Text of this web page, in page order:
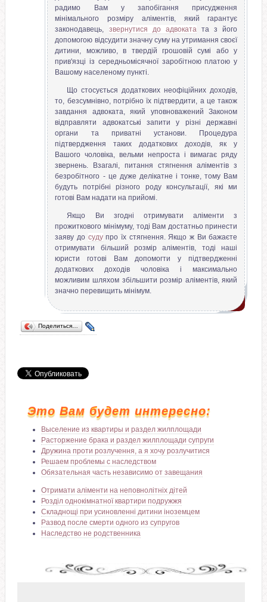
радимо Вам у запобігання присудження
мінімального розміру аліментів, який гарантує
законодавець, звернутися до адвокатата з його
допомогою відсудити значну суму на утримання своєї
дитини, можливо, в твердій грошовій сумі або у
прив'язці із середньомісячної заробітною платою у
Вашому населеному пункті.
Що стосується додаткових неофіційних доходів,
то, безсумнівно, потрібно їх підтвердити, а це також
завдання адвоката, який уповноважений Законом
відправляти адвокатські запити у різні державні
органи та приватні установи. Процедура
підтвердження таких додаткових доходів, як у
Вашого чоловіка, вельми непроста і вимагає ряду
звернень. Взагалі, питання стягнення аліментів з
безробітного - це дуже делікатне і тонке, тому Вам
будуть потрібні різного роду консультації, які ми
готові Вам надати на прийомі.
Якщо Ви згодні отримувати аліменти з
прожиткового мінімуму, тоді Вам достатньо принести
заяву до судупро їх стягнення. Якщо ж Ви бажаєте
отримувати більший розмір аліментів, тоді наші
юристи готові Вам допомогти у підтвердженні
додаткових доходів чоловіка і максимально
можливим шляхом збільшити розмір аліментів, який
значно перевищить мінімум.
Поделиться…
Это Вам будет интересно:
Выселение из квартиры и раздел жилплощади
Расторжение брака и раздел жилплощади супруги
Дружина проти розлучення, а я хочу розлучитися
Решаем проблемы с наследством
Обязательная часть независимо от завещания
Отримати аліменти на неповнолітніх дітей
Розділ однокімнатної квартири подружжя
Складнощі при усиновленні дитини іноземцем
Развод после смерти одного из супругов
Наследство не родственника